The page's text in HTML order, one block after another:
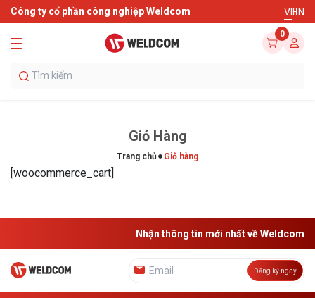
Công ty cổ phần công nghiệp Weldcom VIEN
0
Giỏ Hàng
Trang chủ Giỏ hàng
[woocommerce_cart]
Nhận thông tin mới nhất về Weldcom
Đăng ký ngay